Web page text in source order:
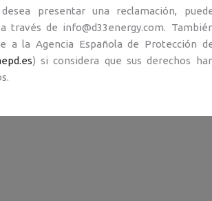
presentar una reclamación,
través de info@d33energy.com.
a la Agencia Española de Protección
) si considera que sus derechos